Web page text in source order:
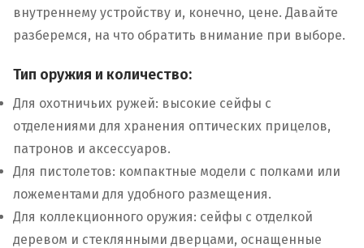
внутреннему устройству и, конечно, цене. Давайте
разберемся, на что обратить внимание при выборе.
Тип оружия и количество:
Для охотничьих ружей: высокие сейфы с
отделениями для хранения оптических прицелов,
патронов и аксессуаров.
Для пистолетов: компактные модели с полками или
ложементами для удобного размещения.
Для коллекционного оружия: сейфы с отделкой
деревом и стеклянными дверцами, оснащенные